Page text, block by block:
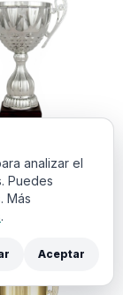
con asas
4 alturas Ref.
analizar el
Puedes
Más
.
Aceptar